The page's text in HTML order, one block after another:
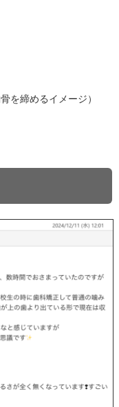
を締めるイメージ）